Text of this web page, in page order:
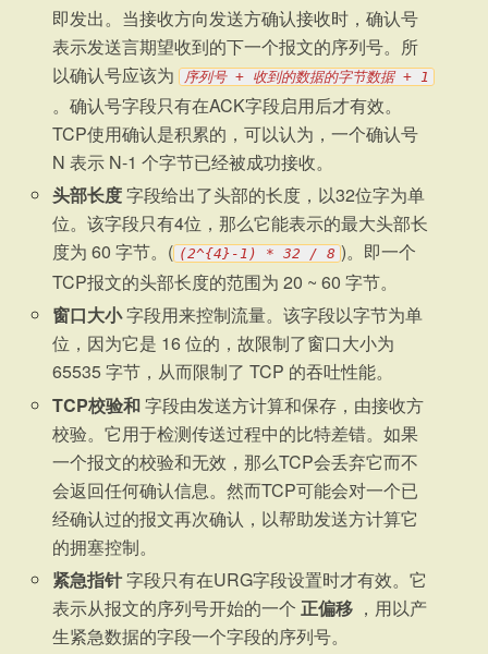
即发出。当接收方向发送方确认接收时，确认号
表示发送言期望收到的下一个报文的序列号。所
以确认号应该为 序列号 + 收到的数据的字节数据 + 1
。确认号字段只有在ACK字段启用后才有效。
TCP使用确认是积累的，可以认为，一个确认号
N 表示 N-1 个字节已经被成功接收。
头部长度字段给出了头部的长度，以32位字为单
位。该字段只有4位，那么它能表示的最大头部长
度为 60 字节。( (2^{4}-1) * 32 / 8 )。即一个
TCP报文的头部长度的范围为 20 ~ 60 字节。
窗口大小字段用来控制流量。该字段以字节为单
位，因为它是 16 位的，故限制了窗口大小为
65535 字节，从而限制了 TCP 的吞吐性能。
TCP校验和字段由发送方计算和保存，由接收方
校验。它用于检测传送过程中的比特差错。如果
一个报文的校验和无效，那么TCP会丢弃它而不
会返回任何确认信息。然而TCP可能会对一个已
经确认过的报文再次确认，以帮助发送方计算它
的拥塞控制。
紧急指针字段只有在URG字段设置时才有效。它
表示从报文的序列号开始的一个正偏移 ，用以产
生紧急数据的字段一个字段的序列号。